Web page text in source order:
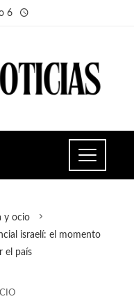
6
y ocio
israelí: el momento
el país